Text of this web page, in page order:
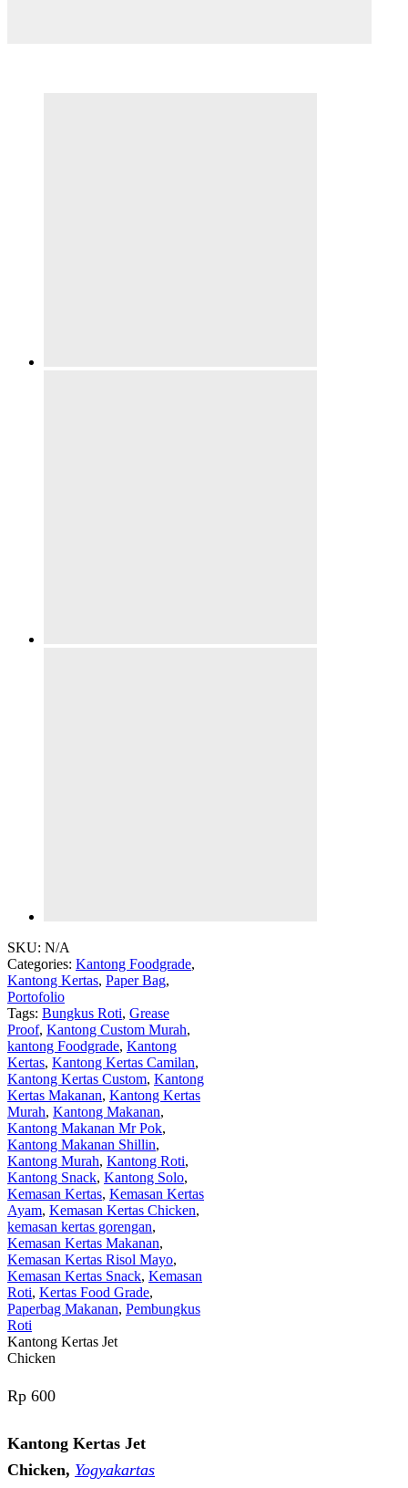
SKU: N/A
Categories: Kantong Foodgrade,
Kantong Kertas, Paper Bag,
Portofolio
Tags: Bungkus Roti, Grease
Proof, Kantong Custom Murah,
kantong Foodgrade, Kantong
Kertas, Kantong Kertas Camilan,
Kantong Kertas Custom, Kantong
Kertas Makanan, Kantong Kertas
Murah, Kantong Makanan,
Kantong Makanan Mr Pok,
Kantong Makanan Shillin,
Kantong Murah, Kantong Roti,
Kantong Snack, Kantong Solo,
Kemasan Kertas, Kemasan Kertas
Ayam, Kemasan Kertas Chicken,
kemasan kertas gorengan,
Kemasan Kertas Makanan,
Kemasan Kertas Risol Mayo,
Kemasan Kertas Snack, Kemasan
Roti, Kertas Food Grade,
Paperbag Makanan, Pembungkus
Roti
Kantong Kertas Jet
Chicken
Rp 600
Kantong Kertas Jet
Chicken, Yogyakartas